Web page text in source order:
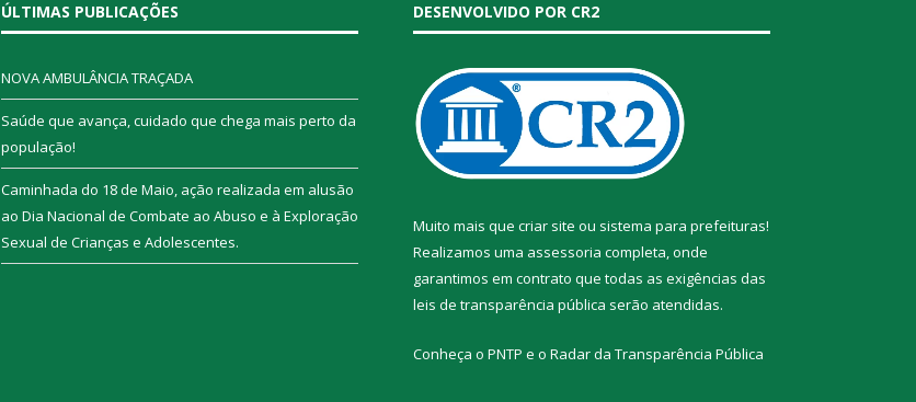
ÚLTIMAS PUBLICAÇÕES
NOVA AMBULÂNCIA TRAÇADA
Saúde que avança, cuidado que chega mais perto da
população!
Caminhada do 18 de Maio, ação realizada em alusão
ao Dia Nacional de Combate ao Abuso e à Exploração
Sexual de Crianças e Adolescentes.
DESENVOLVIDO POR CR2
Muito mais que criar site ou sistema para prefeituras!
Realizamos uma assessoria completa, onde
garantimos em contrato que todas as exigências das
leis de transparência pública serão atendidas.
Conheça o PNTP e o Radar da Transparência Pública